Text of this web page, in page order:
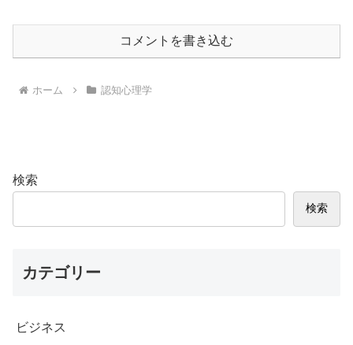
コメントを書き込む
ホーム 認知心理学
検索
検索
カテゴリー
ビジネス